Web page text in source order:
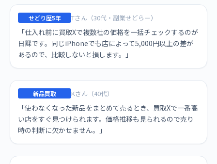
せどり歴5年 Tさん（30代・副業せどらー）
「仕入れ前に買取Xで複数社の価格を一括チェックするのが
日課です。同じiPhoneでも店によって5,000円以上の差が
あるので、比較しないと損します。」
新品買取 Kさん（40代）
「使わなくなった新品をまとめて売るとき、買取Xで一番高
い店をすぐ見つけられます。価格推移も見られるので売り
時の判断に欠かせません。」